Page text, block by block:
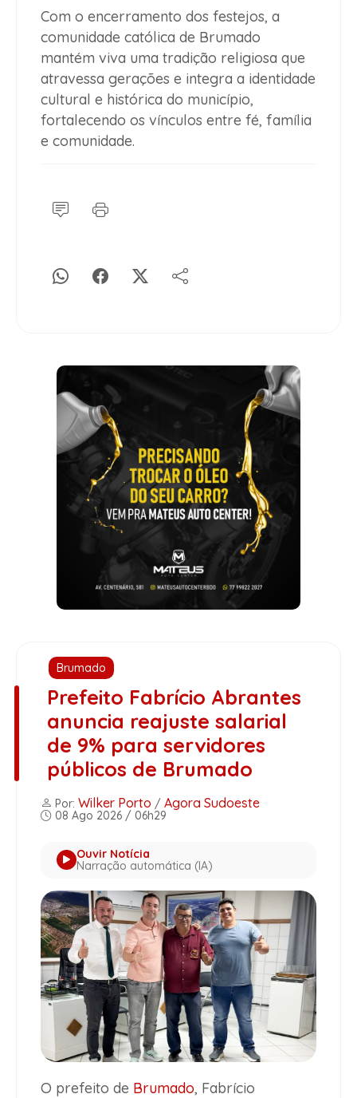
Com o encerramento dos festejos, a
comunidade católica de Brumado
mantém viva uma tradição religiosa que
atravessa gerações e integra a identidade
cultural e histórica do município,
fortalecendo os vínculos entre fé, família
e comunidade.
Brumado
Prefeito Fabrício Abrantes
anuncia reajuste salarial
de 9% para servidores
públicos de Brumado
Por: Wilker Porto / Agora Sudoeste
08 Ago 2026 / 06h29
Ouvir Notícia
Narração automática (IA)
O prefeito de Brumado, Fabrício